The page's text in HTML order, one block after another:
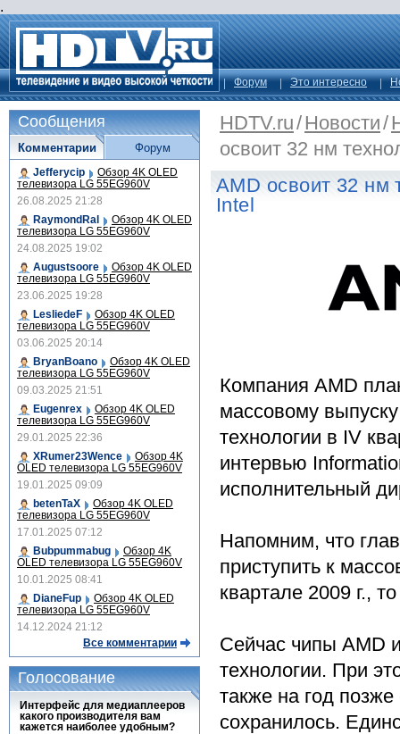
.
Форум Это интересно
HDTV.ru/Новости/
освоит 32 нм
AMD освоит 32 нм
Intel
Компания AMD
массовому
технологии в IV
интервью
исполнительный
Напомним, что
приступить к
квартале 2009 г.,
Сейчас чипы AMD
технологии. При
также на год позже
сохранилось.
Сообщения
Комментарии
Jefferycip Обзор 4K OLED
телевизора LG 55EG960V
26.08.2025 21:28
RaymondRal
Обзор 4K OLED
телевизора LG 55EG960V
24.08.2025 19:02
Augustsoore
Обзор 4K OLED
телевизора LG 55EG960V
23.06.2025 19:28
LesliedeF
Обзор 4K OLED
телевизора LG 55EG960V
03.06.2025 20:14
BryanBoano
Обзор 4K OLED
телевизора LG 55EG960V
09.03.2025 21:51
Eugenrex
Обзор 4K OLED
телевизора LG 55EG960V
29.01.2025 22:36
XRumer23Wence
Обзор 4K
OLED телевизора LG 55EG960V
19.01.2025 09:09
betenTaX
Обзор 4K OLED
телевизора LG 55EG960V
17.01.2025 07:12
Bubpummabug
Обзор 4K
OLED телевизора LG 55EG960V
10.01.2025 08:41
DianeFup
Обзор 4K OLED
телевизора LG 55EG960V
14.12.2024 21:12
Все комментарии
Форум
Голосование
Интерфейс для медиаплееров
какого производителя вам
кажется наиболее удобным?